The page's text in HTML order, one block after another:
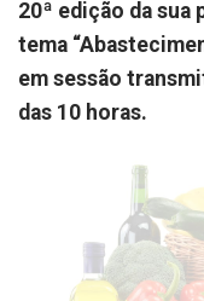
20ª edição da sua
tema
em sessão
das 10 horas.